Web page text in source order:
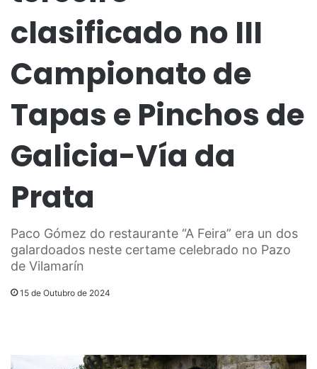
clasificado no III
Campionato de
Tapas e Pinchos de
Galicia-Vía da
Prata
Paco Gómez do restaurante “A Feira” era un dos
galardoados neste certame celebrado no Pazo
de Vilamarín
15 de Outubro de 2024